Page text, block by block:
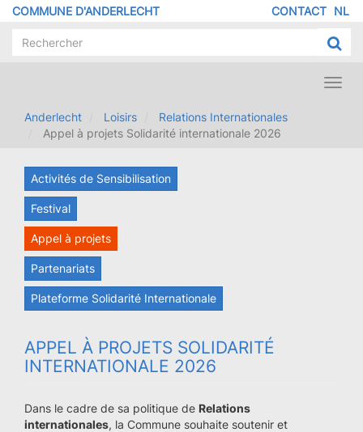
Aller
contenu
COMMUNE D'ANDERLECHT NL
DE
CONTACT
Anderlecht
Loisirs
Relations Internationales
Appel à projets Solidarité internationale 2026
Activités de Sensibilisation
Festival
Appel à projets
Partenariats
Plateforme Solidarité Internationale
APPEL À PROJETS SOLIDARITÉ
INTERNATIONALE 2026
Dans le cadre de sa politique de Relations
internationales, la Commune souhaite soutenir et